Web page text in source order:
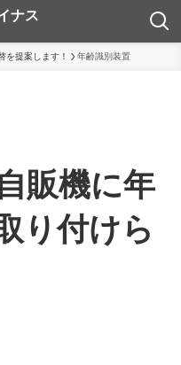
を提案します！ 年齢識別装置
販機に年
り付けら